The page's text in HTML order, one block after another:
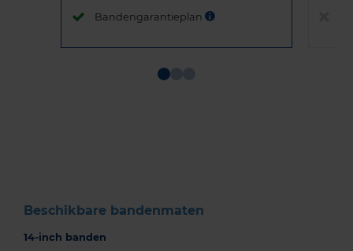
Bandengarantieplan
Beschikbare bandenmaten
14-inch banden